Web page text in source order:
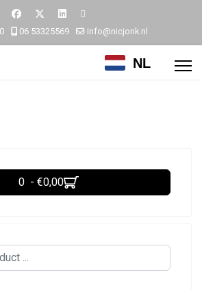
06 53325569 info@nicjonk.nl
NL
0 - €0,00